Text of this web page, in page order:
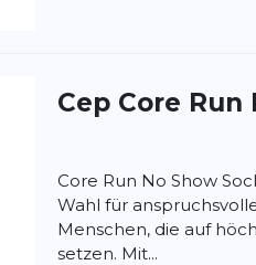
Cep Core Run
Core Run No Show
Wahl für
Menschen, die auf
setzen. Mit...